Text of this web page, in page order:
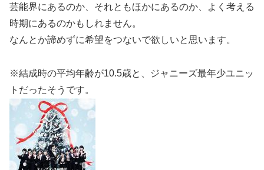
芸能界にあるのか、それともほかにあるのか、よく考える
時期にあるのかもしれません。
なんとか諦めずに希望をつないで欲しいと思います。
※結成時の平均年齢が10.5歳と、ジャニーズ最年少ユニッ
トだったそうです。